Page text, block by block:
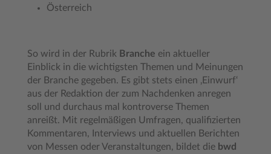
Österreich
So wird in der Rubrik Branche ein aktueller
Einblick in die wichtigsten Themen und Meinungen
der Branche gegeben. Es gibt stets einen ‚Einwurf‘
aus der Redaktion der zum Nachdenken anregen
soll und durchaus mal kontroverse Themen
anreißt. Mit regelmäßigen Umfragen, qualifizierten
Kommentaren, Interviews und aktuellen Berichten
von Messen oder Veranstaltungen, bildet die bwd